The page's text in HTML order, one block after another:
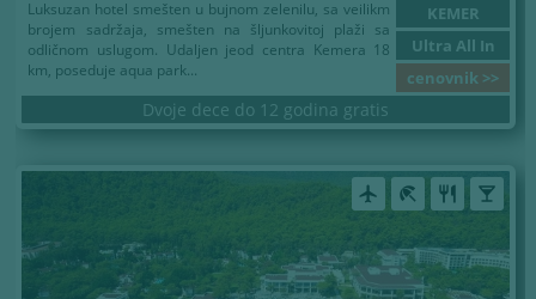
KEMER
Ultra All In
cenovnik >>
Luksuzan hotel smešten u bujnom zelenilu, sa veilikm
brojem sadržaja, smešten na šljunkovitoj plaži sa
odličnom uslugom. Udaljen jeod centra Kemera 18
km, poseduje aqua park...
Dvoje dece do 12 godina gratis
airplanemode_active beach_access restaurant local_bar